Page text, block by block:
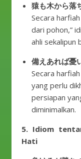
猿も木から
Secara
dari pohon,”
ahli sekalipun
備えあれば
Secara
yang perlu
persiapan
diminimalkan.
5. Idiom
Hati